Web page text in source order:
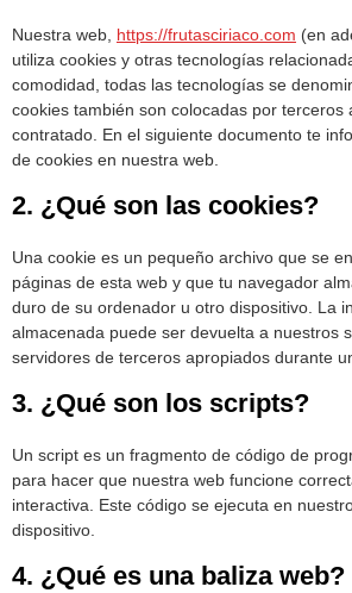
Nuestra web, https://frutasciriaco.com (en
utiliza cookies y otras tecnologías
comodidad, todas las tecnologías se
cookies también son colocadas por terceros
contratado. En el siguiente documento te
de cookies en nuestra web.
2. ¿Qué son las cookies?
Una cookie es un pequeño archivo que se
páginas de esta web y que tu navegador
duro de su ordenador u otro dispositivo. La
almacenada puede ser devuelta a nuestros
servidores de terceros apropiados durante
3. ¿Qué son los scripts?
Un script es un fragmento de código de
para hacer que nuestra web funcione
interactiva. Este código se ejecuta en
dispositivo.
4. ¿Qué es una baliza web?